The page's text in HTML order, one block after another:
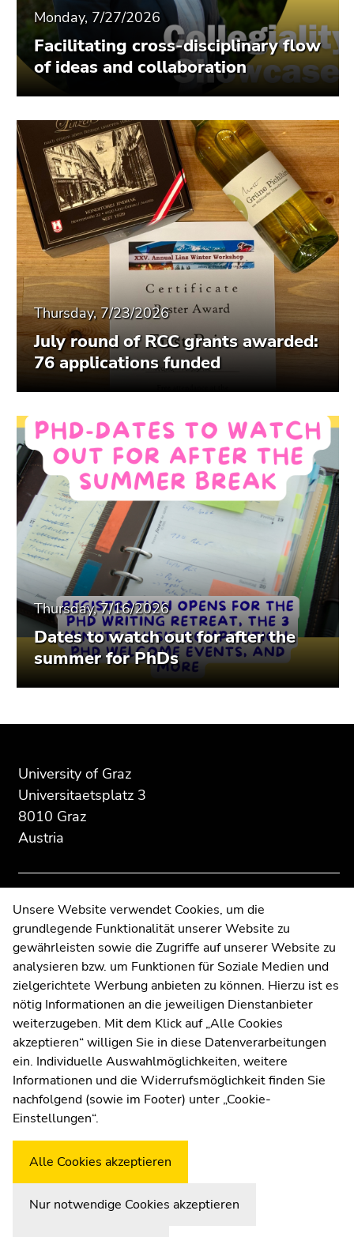
Monday, 7/27/2026
Facilitating cross-disciplinary flow
of ideas and collaboration
Thursday, 7/23/2026
July round of RCC grants awarded:
76 applications funded
Thursday, 7/16/2026
Dates to watch out for after the
summer for PhDs
page
section:
Additional
University of Graz
Universitaetsplatz 3
8010 Graz
Austria
Contact
Web Editors
Moodle
UNIGRAZonline
Imprint
Data Protection Declaration
Accessibility Declaration
WeatherstationUni Graz
this
page
section.
of
page
sections
this
page
section.
of
page
sections
Unsere Website verwendet Cookies, um die
grundlegende Funktionalität unserer Website zu
gewährleisten sowie die Zugriffe auf unserer Website zu
analysieren bzw. um Funktionen für Soziale Medien und
zielgerichtete Werbung anbieten zu können. Hierzu ist es
nötig Informationen an die jeweiligen Dienstanbieter
weiterzugeben. Mit dem Klick auf „Alle Cookies
akzeptieren“ willigen Sie in diese Datenverarbeitungen
ein. Individuelle Auswahlmöglichkeiten, weitere
Informationen und die Widerrufsmöglichkeit finden Sie
nachfolgend (sowie im Footer) unter „Cookie-
Einstellungen“.
Alle Cookies akzeptieren
Nur notwendige Cookies akzeptieren